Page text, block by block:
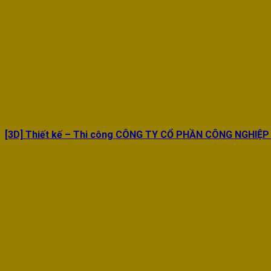
[3D] Thiết kế – Thi công CÔNG TY CỔ PHẦN CÔNG NGHIỆP